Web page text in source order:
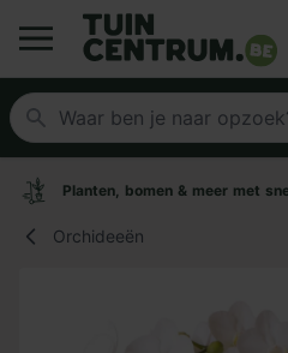
Logo Tuincentrum.be
Planten, bomen & meer met
Orchideeën